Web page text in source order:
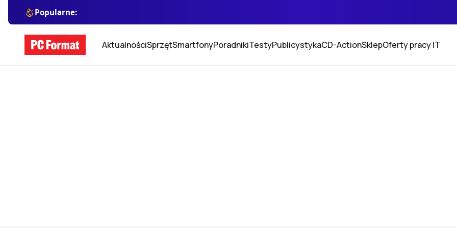
Popularne:
AktualnościSprzętSmartfonyPoradnikiTestyPublicystykaCD-ActionSklepOferty pracy IT